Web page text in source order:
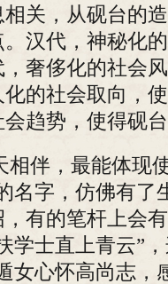
关，从砚台的
。汉代，神秘化
奢侈化的社会
的社会取向，
趋势，使得砚
相伴，最能体现
名字，仿佛有了
有的笔杆上会
学士直上青云”
女心怀高尚志，